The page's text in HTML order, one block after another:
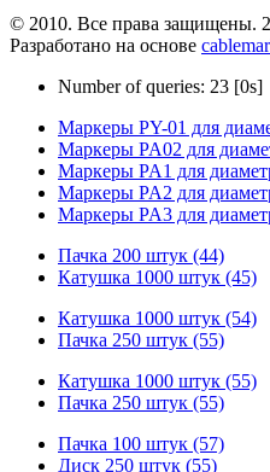
© 2010. Все права защищены.
Разработано на основе
Number of queries: 23 [0s]
Маркеры PY-01 для
Маркеры PA02 для
Маркеры PA1 для
Маркеры PA2 для
Маркеры PA3 для
Пачка 200 штук (44)
Катушка 1000 штук (45)
Катушка 1000 штук (54)
Пачка 250 штук (55)
Катушка 1000 штук (55)
Пачка 250 штук (55)
Пачка 100 штук (57)
Диск 250 штук (55)